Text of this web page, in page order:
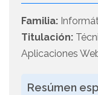
Familia:
Titulación:
Aplicaciones
Resúmen